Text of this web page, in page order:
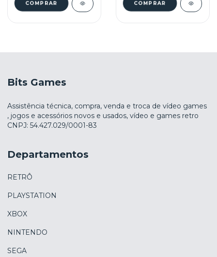
Bits Games
Assistência técnica, compra, venda e troca de vídeo games
, jogos e acessórios novos e usados, vídeo e games retro
CNPJ: 54.427.029/0001-83
Departamentos
RETRÔ
PLAYSTATION
XBOX
NINTENDO
SEGA